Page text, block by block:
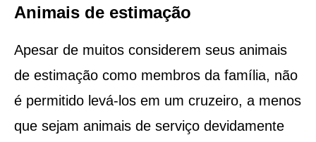
Animais de estimação
Apesar de muitos considerem seus animais
de estimação como membros da família, não
é permitido levá-los em um cruzeiro, a menos
que sejam animais de serviço devidamente